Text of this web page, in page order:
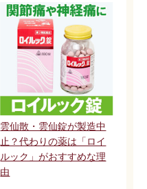
雲仙散・雲仙錠が製造中
止？代わりの薬は「ロイ
ルック」がおすすめな理
由